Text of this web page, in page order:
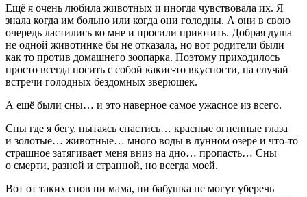
Ещё я очень любила животных и иногда чувствовала их. Я
знала когда им больно или когда они голодны. А они в свою
очередь ластились ко мне и просили приютить. Добрая душа
не одной животинке бы не отказала, но вот родители были
как то против домашнего зоопарка. Поэтому приходилось
просто всегда носить с собой какие-то вкусности, на случай
встречи голодных бездомных зверюшек.
А ещё были сны… и это наверное самое ужасное из всего.
Сны где я бегу, пытаясь спастись… красные огненные глаза
и золотые… животные… много воды в лунном озере и что-то
страшное затягивает меня вниз на дно… пропасть… Сны
о смерти, разной и странной, но всегда моей.
Вот от таких снов ни мама, ни бабушка не могут уберечь